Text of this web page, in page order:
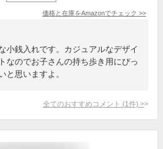
価格と在庫をAmazonでチェック >>
小銭入れです。カジュアルなデザイ
なのでお子さんの持ち歩き用にぴっ
と思いますよ。
全てのおすすめコメント (1 件) >